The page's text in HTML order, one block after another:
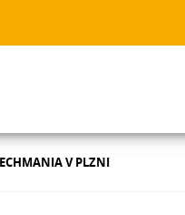
V PLZNI